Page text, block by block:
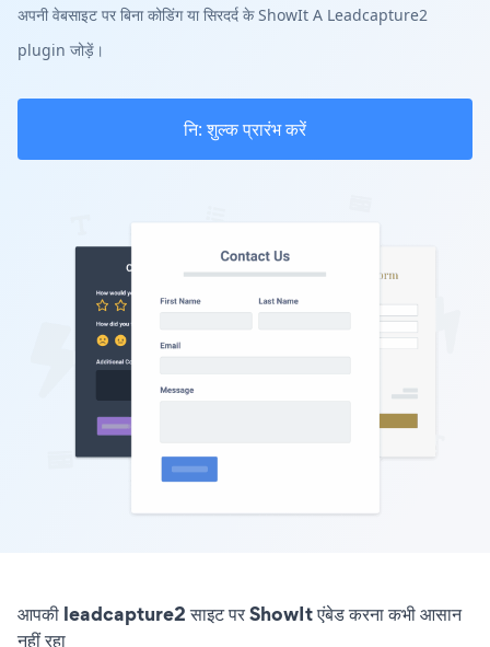
अपनी वेबसाइट पर बिना कोडिंग या सिरदर्द के ShowIt A Leadcapture2
plugin जोड़ें।
नि: शुल्क प्रारंभ करें
आपकी leadcapture2 साइट पर ShowIt एंबेड करना कभी आसान
नहीं रहा